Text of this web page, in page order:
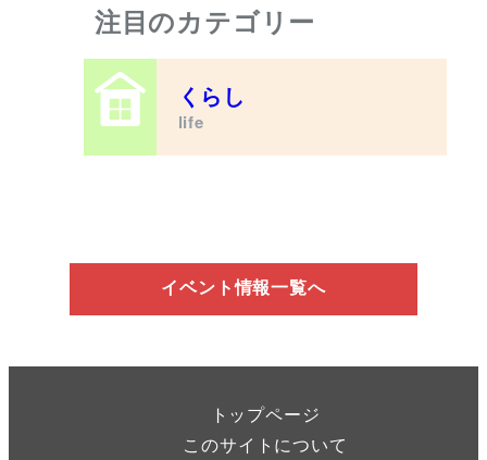
注目のカテゴリー
くらし
life
イベント情報一覧へ
トップページ
このサイトについて